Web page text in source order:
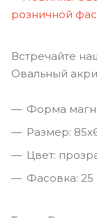
Встречайте
Овальный
Форма
Размер:
Цвет:
Фасовка: 25